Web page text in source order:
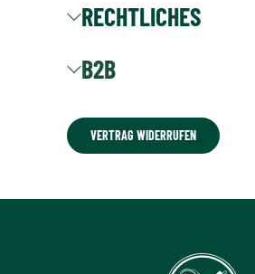
RECHTLICHES
B2B
VERTRAG WIDERRUFEN